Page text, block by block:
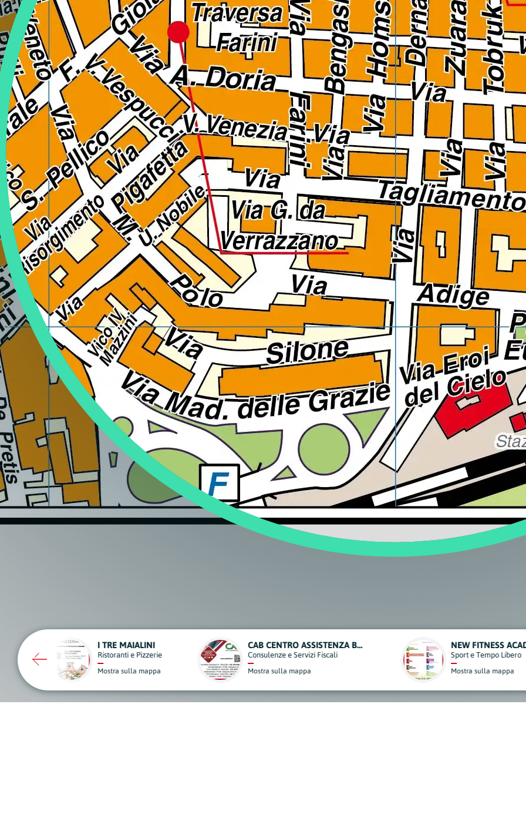
Regione
Sicilia
Regione
Toscana
Regione
Trentino-Alto Adige
Regione
Umbria
Regione
Valle d'Aosta
Regione
Veneto
Regione
CAB CENTRO ASSISTENZA BOLLETTE
Consulenze e Servizi Fiscali
Mostra sulla mappa
NEW FITNESS ACADEMY
Sport e Tempo Libero
Mostra sulla mappa
DITELO CON UN FIORE
Piante, Giardini e Agricoltura
Mostra sulla mappa